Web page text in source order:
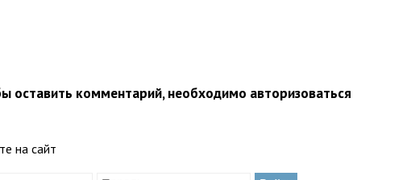
оставить комментарий, необходимо авторизоваться
на сайт